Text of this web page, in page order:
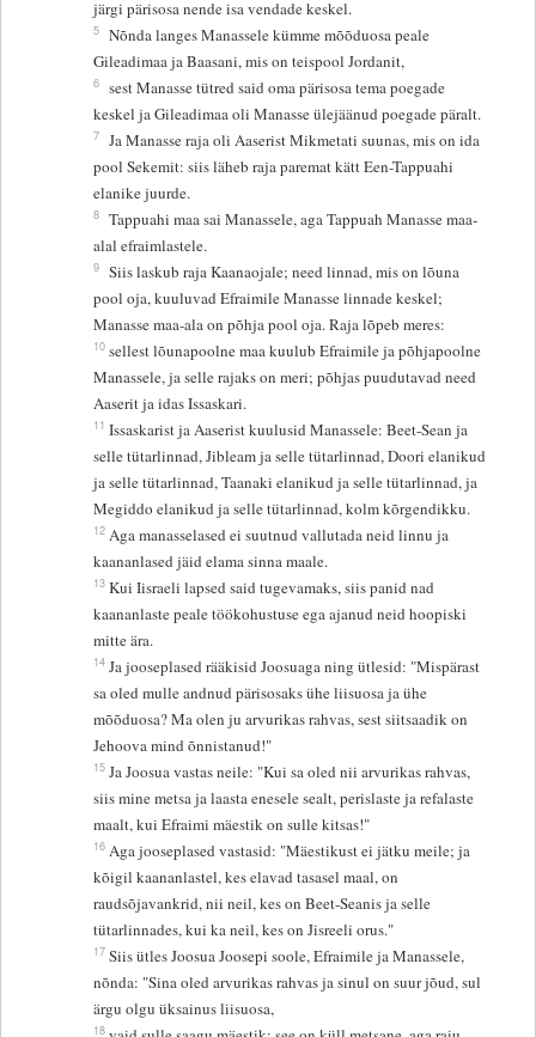
järgi pärisosa nende isa vendade keskel.
5 Nõnda langes Manassele kümme mõõduosa peale
Gileadimaa ja Baasani, mis on teispool Jordanit,
6 sest Manasse tütred said oma pärisosa tema poegade
keskel ja Gileadimaa oli Manasse ülejäänud poegade päralt.
7 Ja Manasse raja oli Aaserist Mikmetati suunas, mis on ida
pool Sekemit: siis läheb raja paremat kätt Een-Tappuahi
elanike juurde.
8 Tappuahi maa sai Manassele, aga Tappuah Manasse maa-
alal efraimlastele.
9 Siis laskub raja Kaanaojale; need linnad, mis on lõuna
pool oja, kuuluvad Efraimile Manasse linnade keskel;
Manasse maa-ala on põhja pool oja. Raja lõpeb meres:
10 sellest lõunapoolne maa kuulub Efraimile ja põhjapoolne
Manassele, ja selle rajaks on meri; põhjas puudutavad need
Aaserit ja idas Issaskari.
11 Issaskarist ja Aaserist kuulusid Manassele: Beet-Sean ja
selle tütarlinnad, Jibleam ja selle tütarlinnad, Doori elanikud
ja selle tütarlinnad, Taanaki elanikud ja selle tütarlinnad, ja
Megiddo elanikud ja selle tütarlinnad, kolm kõrgendikku.
12 Aga manasselased ei suutnud vallutada neid linnu ja
kaananlased jäid elama sinna maale.
13 Kui Iisraeli lapsed said tugevamaks, siis panid nad
kaananlaste peale töökohustuse ega ajanud neid hoopiski
mitte ära.
14 Ja jooseplased rääkisid Joosuaga ning ütlesid: "Mispärast
sa oled mulle andnud pärisosaks ühe liisuosa ja ühe
mõõduosa? Ma olen ju arvurikas rahvas, sest siitsaadik on
Jehoova mind õnnistanud!"
15 Ja Joosua vastas neile: "Kui sa oled nii arvurikas rahvas,
siis mine metsa ja laasta enesele sealt, perislaste ja refalaste
maalt, kui Efraimi mäestik on sulle kitsas!"
16 Aga jooseplased vastasid: "Mäestikust ei jätku meile; ja
kõigil kaananlastel, kes elavad tasasel maal, on
raudsõjavankrid, nii neil, kes on Beet-Seanis ja selle
tütarlinnades, kui ka neil, kes on Jisreeli orus."
17 Siis ütles Joosua Joosepi soole, Efraimile ja Manassele,
nõnda: "Sina oled arvurikas rahvas ja sinul on suur jõud, sul
ärgu olgu üksainus liisuosa,
18